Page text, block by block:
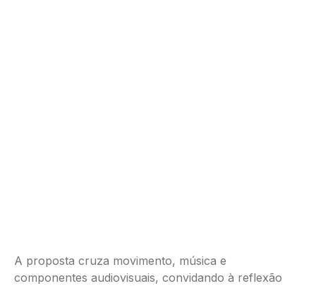
A proposta cruza movimento, música e
componentes audiovisuais, convidando à reflexão